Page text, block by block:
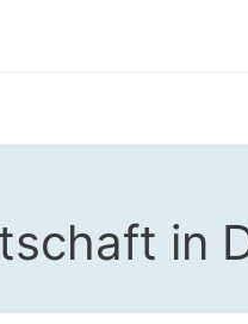
in